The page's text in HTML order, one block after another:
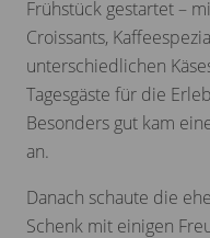
Frühstück gestartet –
Croissants,
unterschiedlichen
Tagesgäste für die
Besonders gut kam
an.
Danach schaute die
Schenk mit einigen